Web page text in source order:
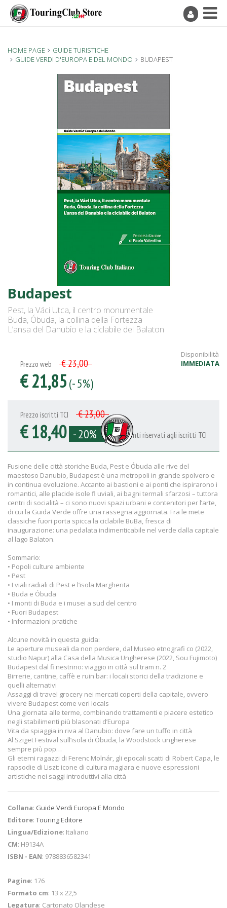
HOME PAGE
GUIDE TURISTICHE
GUIDE VERDI D'EUROPA E DEL MONDO
BUDAPEST
Budapest
Pest, la Váci Utca, il centro monumentale
Buda, Óbuda, la collina della Fortezza
L’ansa del Danubio e la ciclabile del Balaton
Disponibilità
IMMEDIATA
Prezzo web € 23,00
€ 21,85(- 5%)
Prezzo iscritti TCI € 23,00
€ 18,40 - 20% Sconti riservati agli iscritti TCI
Fusione delle città storiche Buda, Pest e Óbuda alle rive del
maestoso Danubio, Budapest è una metropoli in grande spolvero e
in continua evoluzione. Accanto ai bastioni e ai ponti che ispirarono i
romantici, alle placide isole fl uviali, ai bagni termali sfarzosi – tuttora
centri di socialità – ci sono nuovi spazi urbani e contenitori per l’arte,
di cui la Guida Verde offre una rassegna aggiornata. Fra le mete
classiche fuori porta spicca la ciclabile BuBa, fresca di
inaugurazione: una pedalata indimenticabile nel verde dalla capitale
al lago Balaton.
Sommario:
• Popoli culture ambiente
• Pest
• I viali radiali di Pest e l’isola Margherita
• Buda e Óbuda
• I monti di Buda e i musei a sud del centro
• Fuori Budapest
• Informazioni pratiche
Alcune novità in questa guida:
Le aperture museali da non perdere, dal Museo etnografi co (2022,
studio Napur) alla Casa della Musica Ungherese (2022, Sou Fujimoto)
Budapest dal fi nestrino: viaggio in città sul tram n. 2
Birrerie, cantine, caffè e ruin bar: i locali storici della tradizione e
quelli alternativi
Assaggi di travel grocery nei mercati coperti della capitale, ovvero
vivere Budapest come veri locals
Una giornata alle terme, combinando trattamenti e piacere estetico
negli stabilimenti più blasonati d’Europa
Vita da spiaggia in riva al Danubio: dove fare un tuffo in città
Al Sziget Festival sull’isola di Óbuda, la Woodstock ungherese
sempre più pop…
Gli eterni ragazzi di Ferenc Molnár, gli epocali scatti di Robert Capa, le
rapsodie di Liszt: icone di cultura magiara e nuove espressioni
artistiche nei saggi introduttivi alla città
Collana: Guide Verdi Europa E Mondo
Editore: Touring Editore
Lingua/Edizione: Italiano
CM: H9134A
ISBN - EAN: 9788836582341
Pagine: 176
Formato cm: 13 x 22,5
Legatura: Cartonato Olandese